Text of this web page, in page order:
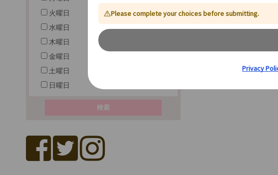
火曜日
水曜日
木曜日
金曜日
土曜日
日曜日